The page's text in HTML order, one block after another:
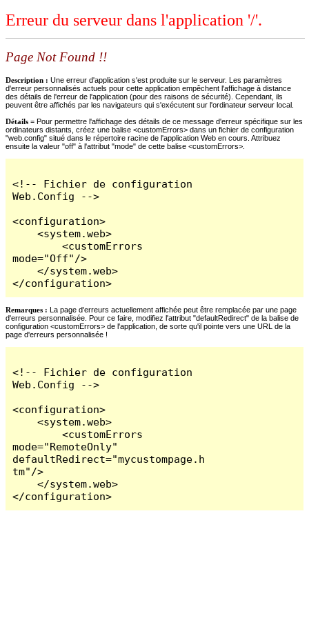
Erreur du serveur dans l'application '/'.
Page Not Found !!
Description : Une erreur d'application s'est produite sur le serveur. Les paramètres
d'erreur personnalisés actuels pour cette application empêchent l'affichage à distance
des détails de l'erreur de l'application (pour des raisons de sécurité). Cependant, ils
peuvent être affichés par les navigateurs qui s'exécutent sur l'ordinateur serveur local.
Détails = Pour permettre l'affichage des détails de ce message d'erreur spécifique sur les
ordinateurs distants, créez une balise <customErrors> dans un fichier de configuration
"web.config" situé dans le répertoire racine de l'application Web en cours. Attribuez
ensuite la valeur "off" à l'attribut "mode" de cette balise <customErrors>.
<!-- Fichier de configuration
Web.Config -->
<configuration>
    <system.web>
        <customErrors
mode="Off"/>
    </system.web>
</configuration>
Remarques : La page d'erreurs actuellement affichée peut être remplacée par une page
d'erreurs personnalisée. Pour ce faire, modifiez l'attribut "defaultRedirect" de la balise de
configuration <customErrors> de l'application, de sorte qu'il pointe vers une URL de la
page d'erreurs personnalisée !
<!-- Fichier de configuration
Web.Config -->
<configuration>
    <system.web>
        <customErrors
mode="RemoteOnly"
defaultRedirect="mycustompage.h
tm"/>
    </system.web>
</configuration>